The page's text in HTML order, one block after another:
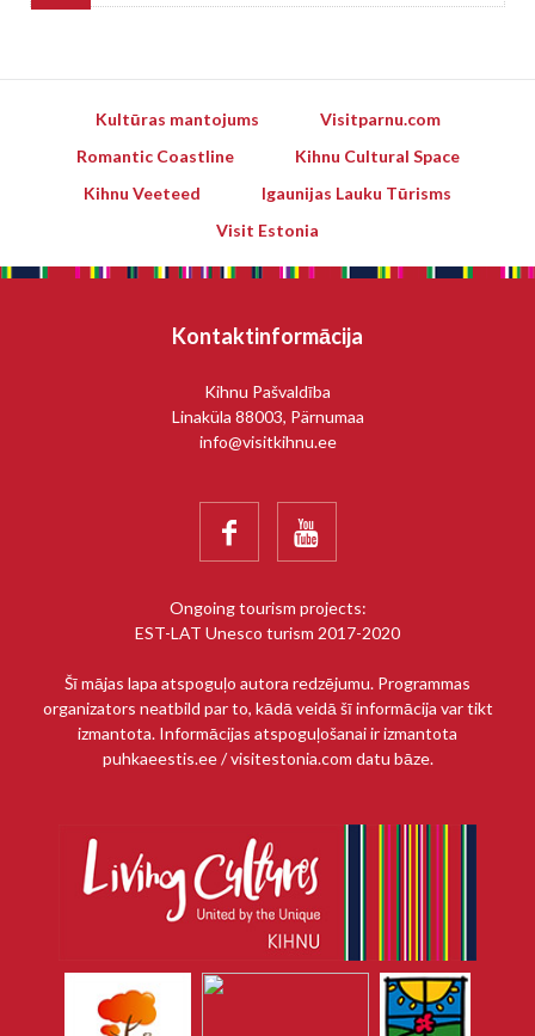
Kultūras mantojums
Visitparnu.com
Romantic Coastline
Kihnu Cultural Space
Kihnu Veeteed
Igaunijas Lauku Tūrisms
Visit Estonia
Kontaktinformācija
Kihnu Pašvaldība
Linaküla 88003, Pärnumaa
info@visitkihnu.ee
 
Ongoing tourism projects:
EST-LAT Unesco turism 2017-2020
Šī mājas lapa atspoguļo autora redzējumu. Programmas
organizators neatbild par to, kādā veidā šī informācija var tikt
izmantota. Informācijas atspoguļošanai ir izmantota
puhkaeestis.ee / visitestonia.com datu bāze.